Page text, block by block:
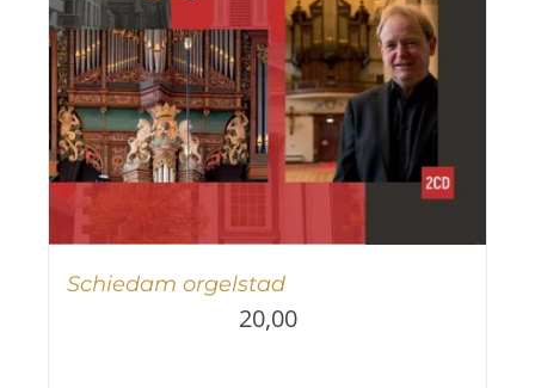
Schiedam orgelstad
20,00